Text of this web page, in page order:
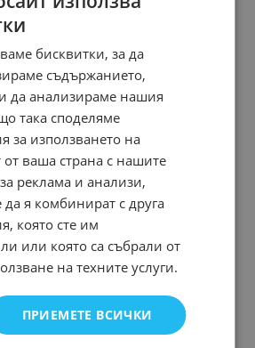
бисквитки, за да
съдържанието,
да анализираме нашия
така споделяме
за използването на
ваша страна с нашите
реклама и анализи,
я комбинират с друга
която сте им
или която са събрали от
на техните услуги.
ПРИЕМЕТЕ ВСИЧКИ